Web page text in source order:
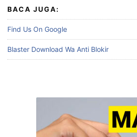
BACA JUGA:
Find Us On Google
Blaster Download Wa Anti Blokir